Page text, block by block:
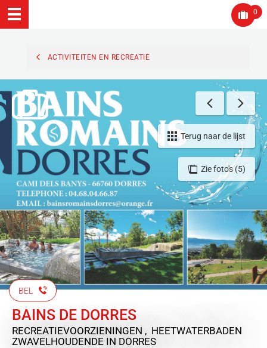
0
ACTIVITEITEN EN RECREATIE
Zie foto's (5)
Terug naar de lijst
BEL
BAINS DE DORRES
RECREATIEVOORZIENINGEN , HEETWATERBADEN
ZWAVELHOUDENDE IN DORRES